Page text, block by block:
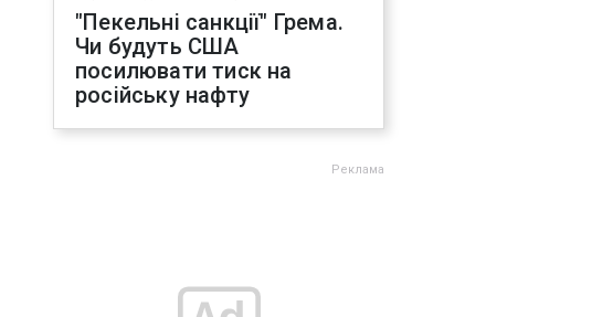
"Пекельні санкції" Грема.
Чи будуть США
посилювати тиск на
російську нафту